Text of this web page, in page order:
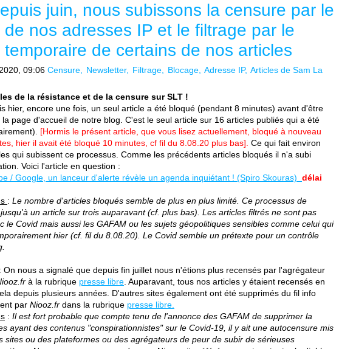
juin, nous subissons la censure par le
de nos adresses IP et le filtrage par le
temporaire de certains de nos articles
09:06 Censure Newsletter Filtrage Blocage Adresse IP Articles de Sam La
de la résistance et de la censure sur SLT !
hier, encore une fois, un seul article a été bloqué (pendant 8 minutes) avant d'être
la page d'accueil de notre blog. C'est le seul article sur 16 articles publiés qui a été
[Hormis le présent article, que vous lisez actuellement, bloqué à nouveau
hier il avait été bloqué 10 minutes, cf fil du 8.08.20 plus bas]. Ce qui fait environ
qui subissent ce processus. Comme les précédents articles bloqués il n'a subi
Voici l'article en question :
/ Google, un lanceur d'alerte révèle un agenda inquiétant ! (Spiro Skouras) délai
: Le nombre d'articles bloqués semble de plus en plus limité. Ce processus de
un article sur trois auparavant (cf. plus bas). Les articles filtrés ne sont pas
le Covid mais aussi les GAFAM ou les sujets géopolitiques sensibles comme celui qui
hier (cf. fil du 8.08.20). Le Covid semble un prétexte pour un contrôle
: On nous a signalé que depuis fin juillet nous n'étions plus recensés par l'agrégateur
à la rubrique presse libre . Auparavant, tous nos articles y étaient recensés en
depuis plusieurs années. D'autres sites également ont été supprimés du fil info
par Niooz.fr dans la rubrique presse libre.
: Il est fort probable que compte tenu de l'annonce des GAFAM de supprimer la
ayant des contenus "conspirationnistes" sur le Covid-19, il y ait une autocensure mis
sites ou des plateformes ou des agrégateurs de peur de subir de sérieuses